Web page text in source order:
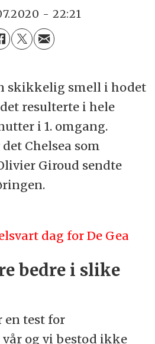
- 22:21
skikkelig smell i hodet
resulterte i hele
i 1. omgang.
Chelsea som
Giroud sendte
dag for De Gea
bedre i slike
en test for
og vi bestod ikke